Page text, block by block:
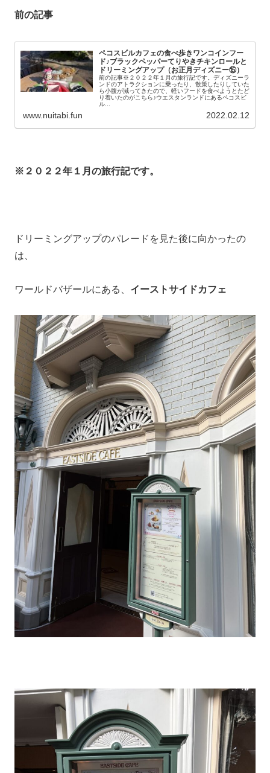
前の記事
ペコスビルカフェの食べ歩きワンコインフー
ド♪ブラックペッパーてりやきチキンロールと
ドリーミングアップ（お正月ディズニー⑮）
前の記事※２０２２年１月の旅行記です。ディズニーラ
ンドのアトラクションに乗ったり、散策したりしていた
ら小腹が減ってきたので、軽いフードを食べようとたど
り着いたのがこちら♪ウエスタンランドにあるペコスビ
ル...
www.nuitabi.fun 2022.02.12
※２０２２年１月の旅行記です。
ドリーミングアップのパレードを見た後に向かったの
は、
ワールドバザールにある、 イーストサイドカフェ